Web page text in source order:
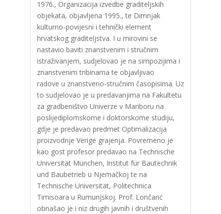
1976., Organizacija izvedbe graditeljskih
objekata, objavljena 1995., te Dimnjak
kulturno-povijesni i tehnički element
hrvatskog graditeljstva. I u mirovini se
nastavio baviti znanstvenim i stručnim
istraživanjem, sudjelovao je na simpozijima i
znanstvenim tribinama te objavljivao
radove u znanstveno-stručnim časopisima. Uz
to sudjelovao je u predavanjima na Fakultetu
za gradbeništvo Univerze v Mariboru na
poslijediplomskome i doktorskome studiju,
gdje je predavao predmet Optimalizacija
proizvodnje Verige grajenja. Povremeno je
kao gost profesor predavao na Technische
Universität München, Institut für Bautechnik
und Baubetrieb u Njemačkoj te na
Technische Universität, Politechnica
Timisoara u Rumunjskoj. Prof. Lončarić
obnašao je i niz drugih javnih i društvenih